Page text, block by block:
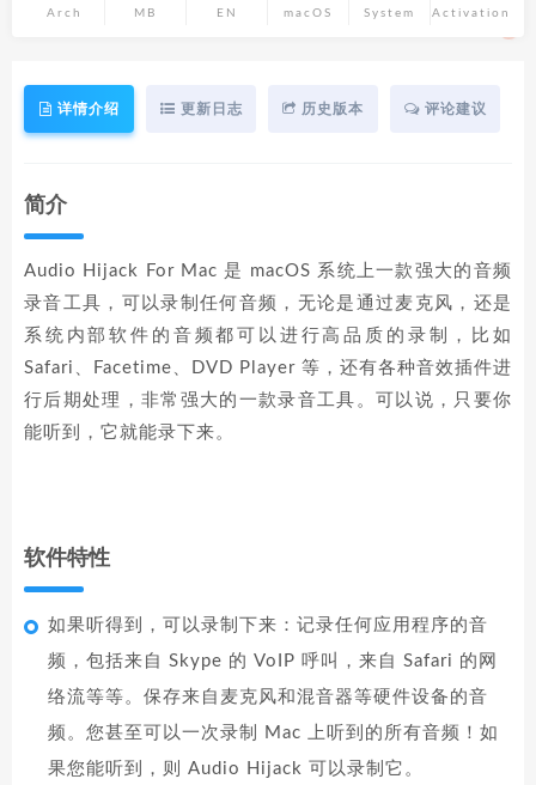
Arch MB EN macOS System Activation
详情介绍 更新日志 历史版本 评论建议
简介
Audio Hijack For Mac 是 macOS 系统上一款强大的音频
录音工具，可以录制任何音频，无论是通过麦克风，还是
系统内部软件的音频都可以进行高品质的录制，比如
Safari、Facetime、DVD Player 等，还有各种音效插件进
行后期处理，非常强大的一款录音工具。可以说，只要你
能听到，它就能录下来。
软件特性
如果听得到，可以录制下来：记录任何应用程序的音
频，包括来自 Skype 的 VoIP 呼叫，来自 Safari 的网
络流等等。保存来自麦克风和混音器等硬件设备的音
频。您甚至可以一次录制 Mac 上听到的所有音频！如
果您能听到，则 Audio Hijack 可以录制它。